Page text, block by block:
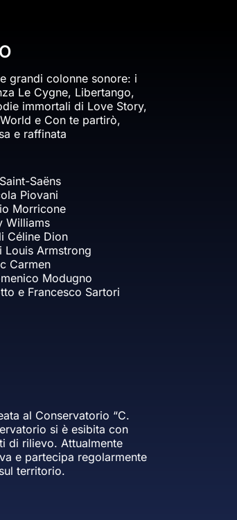
grandi colonne sonore: i
Le Cygne, Libertango,
immortali di Love Story,
e Con te partirò,
e raffinata
Saëns
Piovani
Morricone
Williams
Céline Dion
Louis Armstrong
Carmen
Modugno
e Francesco Sartori
al Conservatorio “C.
si è esibita con
di rilievo. Attualmente
e partecipa regolarmente
territorio.